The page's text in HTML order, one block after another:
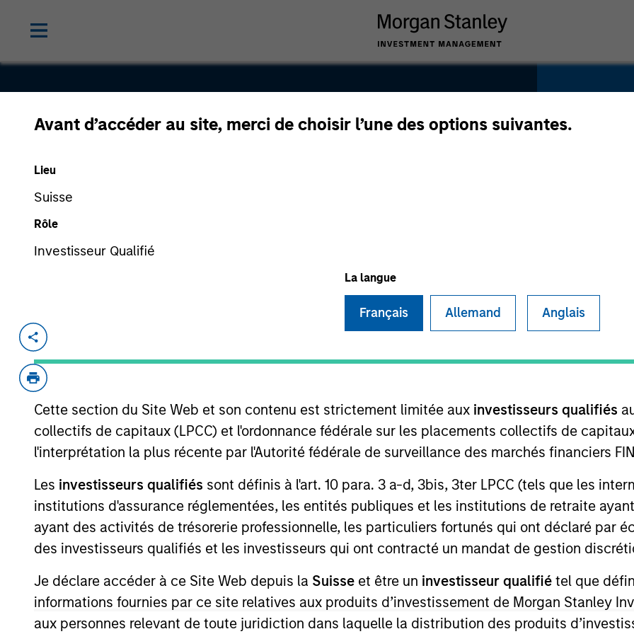
Avant d’accéder au site, merci de choisir l’une des options suivantes.
Lieu
Suisse
Rôle
Investisseur Qualifié
La langue
Français Allemand Anglais
Cette section du Site Web et son contenu est strictement limitée aux investisseurs qualifiés
collectifs de capitaux (LPCC) et l'ordonnance fédérale sur les placements collectifs de
l'interprétation la plus récente par l'Autorité fédérale de surveillance des marchés financiers
Les investisseurs qualifiés sont définis à l'art. 10 para. 3 a-d, 3bis, 3ter LPCC (tels que les
institutions d'assurance réglementées, les entités publiques et les institutions de retraite
ayant des activités de trésorerie professionnelle, les particuliers fortunés qui ont déclaré par
des investisseurs qualifiés et les investisseurs qui ont contracté un mandat de gestion
Je déclare accéder à ce Site Web depuis la Suisse et être un investisseur qualifié tel que
informations fournies par ce site relatives aux produits d’investissement de Morgan Stanley
aux personnes relevant de toute juridiction dans laquelle la distribution des produits
Blue Star
May 2000 Follow-On Jan 2004
As of July 25, 2025. The above is provided for informational and educational purposes only. There is no
resulted in positive performance (for realized holdings), or will perform well in the future (for current
such owners. By clicking on any links shown here, you agree that you are navigating to a third party
only as a convenience and the inclusion of any hyperlink is not and does not imply any endorsement,
monitoring by us of any information contained in any hyperlinked site. In no event shall we be
or your use of such site.
Morgan Stanley